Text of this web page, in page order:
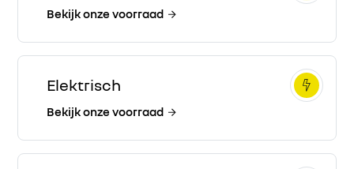
Bekijk onze voorraad
Elektrisch
Bekijk onze voorraad